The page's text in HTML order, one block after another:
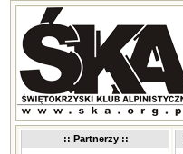
:: Partnerzy ::